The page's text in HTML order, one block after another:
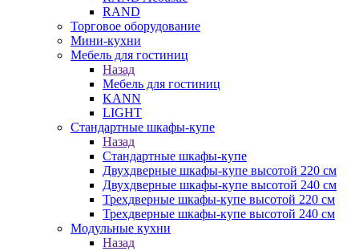
RAND
Торговое оборудование
Мини-кухни
Мебель для гостиниц
Назад
Мебель для гостиниц
KANN
LIGHT
Стандартные шкафы-купе
Назад
Стандартные шкафы-купе
Двухдверные шкафы-купе высотой 220 см
Двухдверные шкафы-купе высотой 240 см
Трехдверные шкафы-купе высотой 220 см
Трехдверные шкафы-купе высотой 240 см
Модульные кухни
Назад